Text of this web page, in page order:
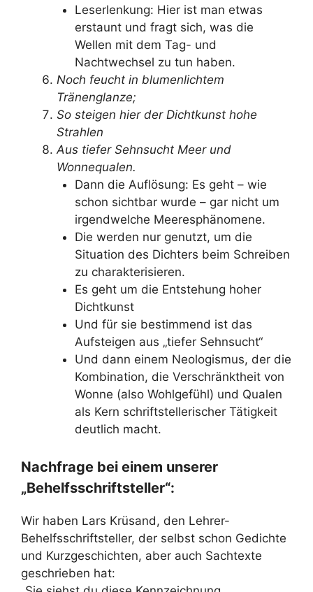
Leserlenkung: Hier ist man etwas
erstaunt und fragt sich, was die
Wellen mit dem Tag- und
Nachtwechsel zu tun haben.
Noch feucht in blumenlichtem
Tränenglanze;
So steigen hier der Dichtkunst hohe
Strahlen
Aus tiefer Sehnsucht Meer und
Wonnequalen.
Dann die Auflösung: Es geht – wie
schon sichtbar wurde – gar nicht um
irgendwelche Meeresphänomene.
Die werden nur genutzt, um die
Situation des Dichters beim Schreiben
zu charakterisieren.
Es geht um die Entstehung hoher
Dichtkunst
Und für sie bestimmend ist das
Aufsteigen aus „tiefer Sehnsucht“
Und dann einem Neologismus, der die
Kombination, die Verschränktheit von
Wonne (also Wohlgefühl) und Qualen
als Kern schriftstellerischer Tätigkeit
deutlich macht.
Nachfrage bei einem unserer
„Behelfsschriftsteller“:
Wir haben Lars Krüsand, den Lehrer-
Behelfsschriftsteller, der selbst schon Gedichte
und Kurzgeschichten, aber auch Sachtexte
geschrieben hat: